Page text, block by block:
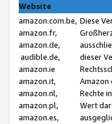
Website
amazon.com.be,
amazon.fr,
amazon.de,
audible.de,
amazon.ie
amazon.it,
amazon.nl,
amazon.pl,
amazon.es,
Diese
dieser
Amazon
Rechte
Wert